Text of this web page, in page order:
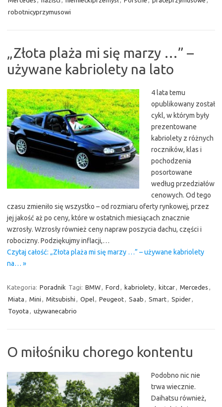
robotnicyprzymusowi
„Złota plaża mi się marzy …” –
używane kabriolety na lato
4 lata temu
opublikowany został
cykl, w którym były
prezentowane
kabriolety z różnych
roczników, klas i
pochodzenia
posortowane
według przedziałów
cenowych. Od tego
czasu zmieniło się wszystko – od rozmiaru oferty rynkowej, przez
jej jakość aż po ceny, które w ostatnich miesiącach znacznie
wzrosły. Wzrosły również ceny napraw poszycia dachu, części i
robocizny. Podziękujmy inflacji,…
Czytaj całość: „Złota plaża mi się marzy …” – używane kabriolety
na… »
Kategoria: Poradnik Tagi: BMW, Ford , kabriolety, kitcar, Mercedes ,
Miata , Mini , Mitsubishi , Opel, Peugeot, Saab , Smart, Spider,
Toyota , używanecabrio
O miłośniku chorego kontentu
Podobno nic nie
trwa wiecznie.
Daihatsu również,